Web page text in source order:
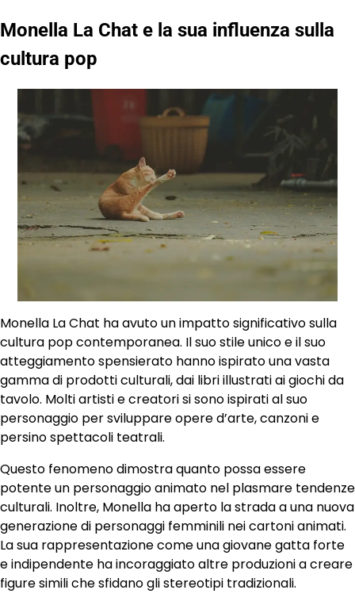
Monella La Chat e la sua influenza sulla
cultura pop
Monella La Chat ha avuto un impatto significativo sulla
cultura pop contemporanea. Il suo stile unico e il suo
atteggiamento spensierato hanno ispirato una vasta
gamma di prodotti culturali, dai libri illustrati ai giochi da
tavolo. Molti artisti e creatori si sono ispirati al suo
personaggio per sviluppare opere d’arte, canzoni e
persino spettacoli teatrali.
Questo fenomeno dimostra quanto possa essere
potente un personaggio animato nel plasmare tendenze
culturali. Inoltre, Monella ha aperto la strada a una nuova
generazione di personaggi femminili nei cartoni animati.
La sua rappresentazione come una giovane gatta forte
e indipendente ha incoraggiato altre produzioni a creare
figure simili che sfidano gli stereotipi tradizionali.